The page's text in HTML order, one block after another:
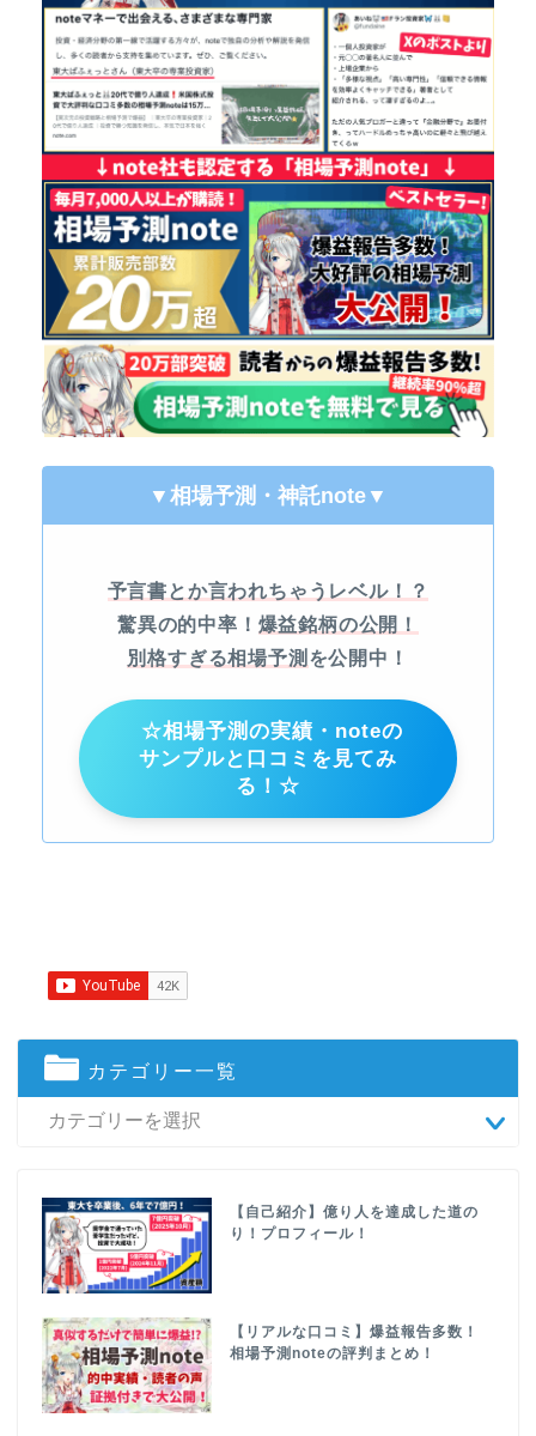
▼相場予測・神託note ▼
予言書とか言われちゃうレベル！？
驚異の的中率！ 爆益銘柄の公開！
別格すぎる相場予測 を公開中！
☆相場予測の実績・noteの
サンプルと口コミを見てみ
る！☆
カテゴリー一覧
【自己紹介】億り人を達成した道の
り！プロフィール！
【リアルな口コミ】爆益報告多数！
相場予測noteの評判まとめ！